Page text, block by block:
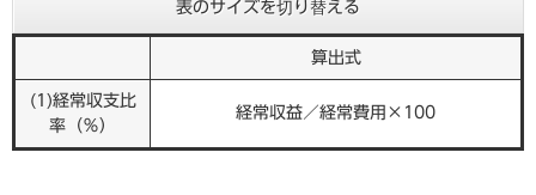
表のサイズを切り替える
算出式
(1)経常収支比
率（％）
経常収益／経常費用×100